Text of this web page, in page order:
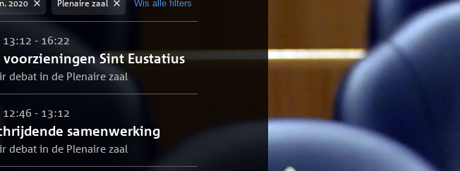
relevant
2020 Plenaire zaal Wis alle filters
Sint Eustatius
- 16:22
debat in de Plenaire zaal
samenwerking
- 13:12
debat in de Plenaire zaal